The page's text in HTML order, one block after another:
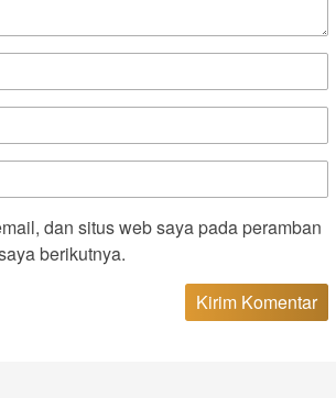
dan situs web saya pada peramban
berikutnya.